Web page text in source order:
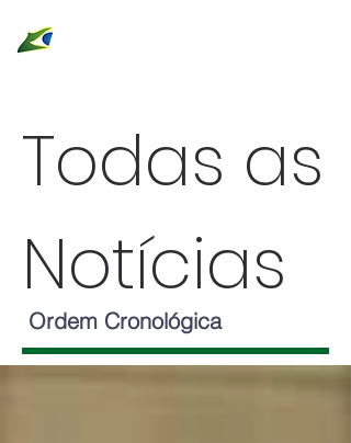
Todas as
Notícias
Ordem Cronológica